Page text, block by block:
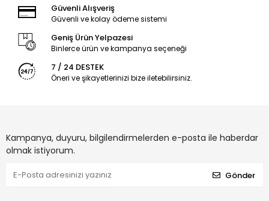
Güvenli Alışveriş
Güvenli ve kolay ödeme sistemi
Geniş Ürün Yelpazesi
Binlerce ürün ve kampanya seçeneği
7 / 24 DESTEK
Öneri ve şikayetlerinizi bize iletebilirsiniz.
Kampanya, duyuru, bilgilendirmelerden e-posta ile haberdar
olmak istiyorum.
Gönder